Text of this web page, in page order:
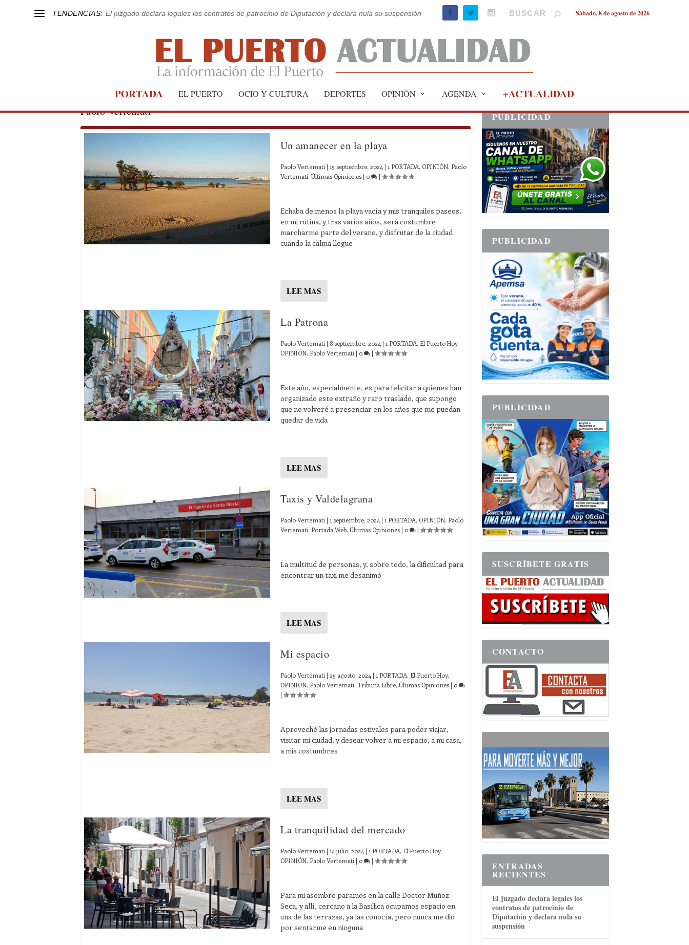
TENDENCIAS: El juzgado declara legales los contratos de patrocinio de Diputación y declara nula su suspensión Sábado, 8 de agosto de 2026
PORTADA EL PUERTO OCIO Y CULTURA DEPORTES OPINIÓN AGENDA +ACTUALIDAD
Paolo Vertemati
Un amanecer en la playa
Paolo Vertemati |15 septiembre, 2024 |1 PORTADA, OPINIÓN, Paolo
Vertemati,Últimas Opiniones | 0 |
Echaba de menos la playa vacía y mis tranquilos paseos,
en mi rutina, y tras varios años, será costumbre
marcharme parte del verano, y disfrutar de la ciudad
cuando la calma llegue
LEE MAS
La Patrona
Paolo Vertemati | 8 septiembre, 2024 |1 PORTADA, El Puerto Hoy,
OPINIÓN, Paolo Vertemati | 0 |
Este año, especialmente, es para felicitar a quienes han
organizado este extraño y raro traslado, que supongo
que no volveré a presenciar en los años que me puedan
quedar de vida
LEE MAS
Taxis y Valdelagrana
Paolo Vertemati |1 septiembre, 2024 |1 PORTADA, OPINIÓN, Paolo
Vertemati, Portada Web,Últimas Opiniones | 0 |
La multitud de personas, y, sobre todo, la dificultad para
encontrar un taxi me desanimó
LEE MAS
Mi espacio
Paolo Vertemati |25 agosto, 2024 |1 PORTADA, El Puerto Hoy,
OPINIÓN, Paolo Vertemati, Tribuna Libre,Últimas Opiniones | 0
|
Aproveché las jornadas estivales para poder viajar,
visitar mi ciudad, y desear volver a mi espacio, a mi casa,
a mis costumbres
LEE MAS
La tranquilidad del mercado
Paolo Vertemati |14 julio, 2024 |1 PORTADA, El Puerto Hoy,
OPINIÓN, Paolo Vertemati | 0 |
Para mi asombro paramos en la calle Doctor Muñoz
Seca, y allí, cercano a la Basílica ocupamos espacio en
una de las terrazas, ya las conocía, pero nunca me dio
por sentarme en ninguna
PUBLICIDAD
PUBLICIDAD
PUBLICIDAD
SUSCRÍBETE GRATIS
CONTACTO
ENTRADAS
RECIENTES
El juzgado declara legales los
contratos de patrocinio de
Diputación y declara nula su
suspensión